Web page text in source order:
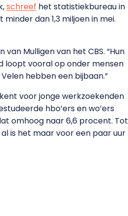
schreef het statistiekbureau in
dan 1,3 miljoen in mei.
Mulligen van het CBS. “Hun
loopt vooral op onder mensen
hebben een bijbaan.”
voor jonge werkzoekenden
hbo’ers en wo’ers
omhoog naar 6,6 procent. Tot
is het maar voor een paar uur